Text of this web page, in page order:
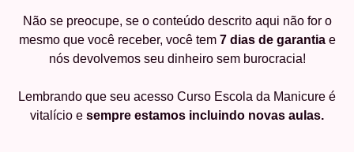
Não se preocupe, se o conteúdo descrito aqui não for o
mesmo que você receber, você tem 7 dias de garantiae
nós devolvemos seu dinheiro sem burocracia!
Lembrando que seu acesso Curso Escola da Manicure é
vitalício e sempre estamos incluindo novas aulas.